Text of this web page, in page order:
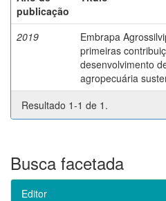
publicação
2019
Embrapa
primeiras
desenvolvimento
agropecuária
Resultado 1-1 de 1.
Busca facetada
Editor